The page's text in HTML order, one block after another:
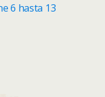
6 hasta 13